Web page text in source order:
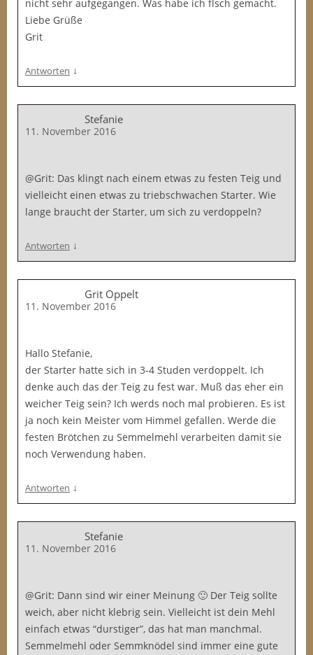
nicht sehr aufgegangen. Was habe ich flsch gemacht.
Liebe Grüße
Grit
Antworten ↓
Stefanie
11. November 2016
@Grit: Das klingt nach einem etwas zu festen Teig und
vielleicht einen etwas zu triebschwachen Starter. Wie
lange braucht der Starter, um sich zu verdoppeln?
Antworten ↓
Grit Oppelt
11. November 2016
Hallo Stefanie,
der Starter hatte sich in 3-4 Studen verdoppelt. Ich
denke auch das der Teig zu fest war. Muß das eher ein
weicher Teig sein? Ich werds noch mal probieren. Es ist
ja noch kein Meister vom Himmel gefallen. Werde die
festen Brötchen zu Semmelmehl verarbeiten damit sie
noch Verwendung haben.
Antworten ↓
Stefanie
11. November 2016
@Grit: Dann sind wir einer Meinung 🙂 Der Teig sollte
weich, aber nicht klebrig sein. Vielleicht ist dein Mehl
einfach etwas “durstiger”, das hat man manchmal.
Semmelmehl oder Semmknödel sind immer eine gute